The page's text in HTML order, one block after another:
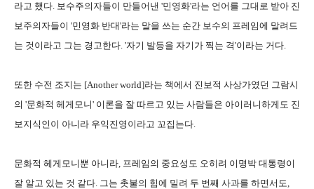
라고 했다. 보수주의자들이 만들어낸 '민영화'라는 언어를 그대로 받아 진
보주의자들이 '민영화 반대'라는 말을 쓰는 순간 보수의 프레임에 말려드
는 것이라고 그는 경고한다. '자기 발등을 자기가 찍는 격'이라는 거다.
또한 수전 조지는 [Another world]라는 책에서 진보적 사상가였던 그람시
의 '문화적 헤게모니' 이론을 잘 따르고 있는 사람들은 아이러니하게도 진
보지식인이 아니라 우익진영이라고 꼬집는다.
문화적 헤게모니뿐 아니라, 프레임의 중요성도 오히려 이명박 대통령이
잘 알고 있는 것 같다. 그는 촛불의 힘에 밀려 두 번째 사과를 하면서도,